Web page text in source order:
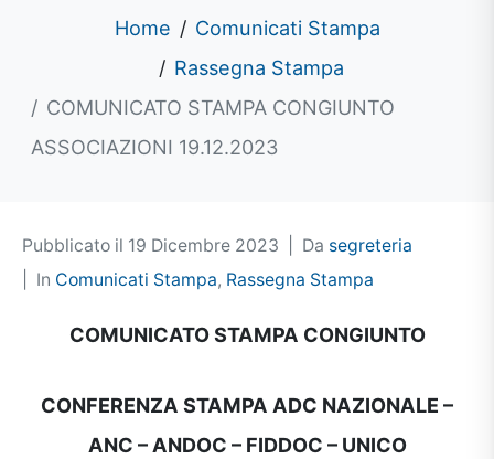
Home
Comunicati Stampa
Rassegna Stampa
COMUNICATO STAMPA CONGIUNTO
ASSOCIAZIONI 19.12.2023
Pubblicato il 19 Dicembre 2023 Da segreteria
In Comunicati Stampa, Rassegna Stampa
COMUNICATO STAMPA CONGIUNTO
CONFERENZA STAMPA ADC NAZIONALE –
ANC – ANDOC – FIDDOC – UNICO